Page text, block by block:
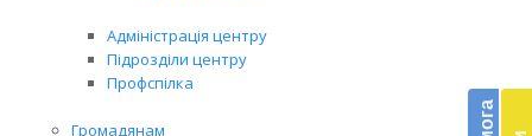
Адміністрація центру
Підрозділи центру
Профспілка
Громадянам